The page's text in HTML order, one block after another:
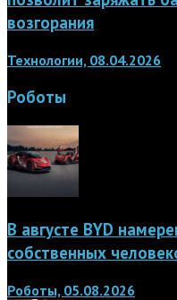
возгорания
Технологии, 08.04.2026
Роботы
В августе BYD
собственных
Роботы, 05.08.2026